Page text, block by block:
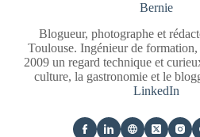
Bernie
Blogueur, photographe et
Toulouse. Ingénieur de formation,
2009 un regard technique et
culture, la gastronomie et le
LinkedIn